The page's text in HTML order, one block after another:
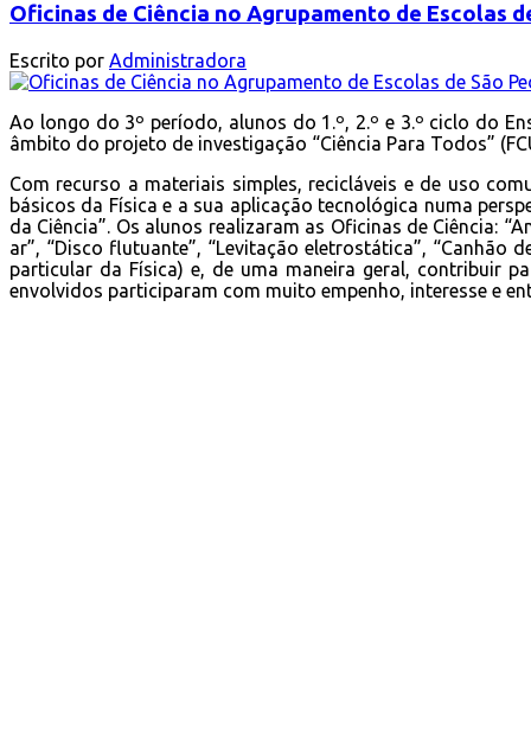
Oficinas de Ciência no Agrupamento de Escolas
Escrito por Administradora
Ao longo do 3º período, alunos do 1.º, 2.º e 3.º ciclo do
âmbito do projeto de investigação “Ciência Para Todos”
Com recurso a materiais simples, recicláveis e de uso
básicos da Física e a sua aplicação tecnológica numa
da Ciência”. Os alunos realizaram as Oficinas de Ciência:
ar”, “Disco flutuante”, “Levitação eletrostática”, “Canhão
particular da Física) e, de uma maneira geral, contribuir
envolvidos participaram com muito empenho, interesse e